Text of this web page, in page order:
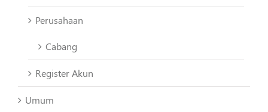
Perusahaan
Cabang
Register Akun
Umum